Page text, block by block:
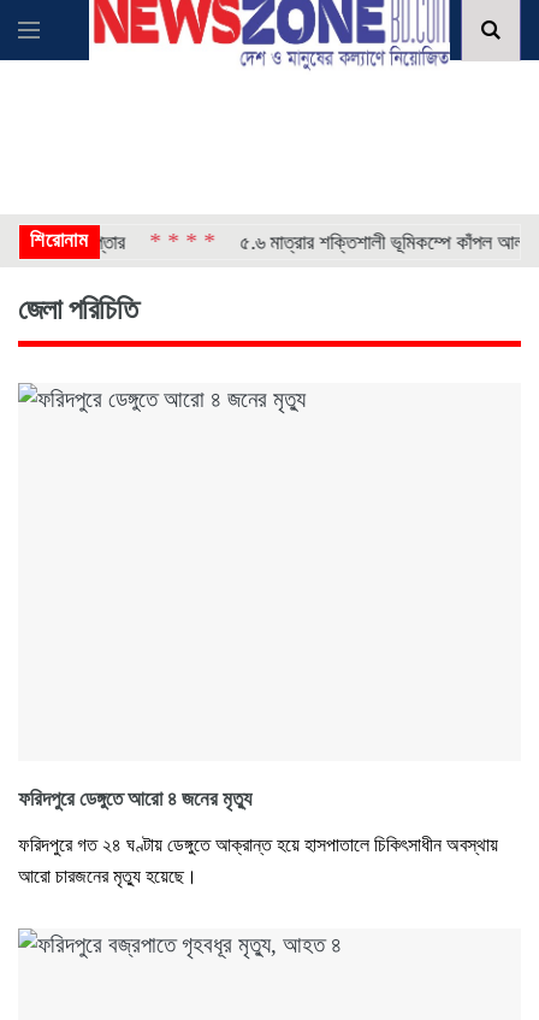
শিরোনাম
গ্রেপ্তার * * * * ৫.৬ মাত্রার শক্তিশালী ভূমিকম্পে কাঁপল আলাস্কা
জেলা পরিচিতি
ফরিদপুরে ডেঙ্গুতে আরো ৪ জনের মৃত্যু
ফরিদপুরে গত ২৪ ঘণ্টায় ডেঙ্গুতে আক্রান্ত হয়ে হাসপাতালে চিকিৎসাধীন অবস্থায়
আরো চারজনের মৃত্যু হয়েছে।